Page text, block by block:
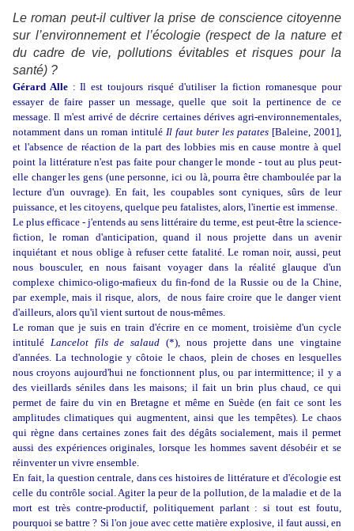
Le roman peut-il cultiver la prise de conscience citoyenne
sur l’environnement et l’écologie (respect de la nature et
du cadre de vie, pollutions évitables et risques pour la
santé) ?
Gérard Alle: Il est toujours risqué d'utiliser la fiction romanesque pour
essayer de faire passer un message, quelle que soit la pertinence de ce
message. Il m'est arrivé de décrire certaines dérives agri-environnementales,
notamment dans un roman intitulé Il faut buter les patates [Baleine, 2001],
et l'absence de réaction de la part des lobbies mis en cause montre à quel
point la littérature n'est pas faite pour changer le monde - tout au plus peut-
elle changer les gens (une personne, ici ou là, pourra être chamboulée par la
lecture d'un ouvrage). En fait, les coupables sont cyniques, sûrs de leur
puissance, et les citoyens, quelque peu fatalistes, alors, l'inertie est immense.
Le plus efficace - j'entends au sens littéraire du terme, est peut-être la science-
fiction, le roman d'anticipation, quand il nous projette dans un avenir
inquiétant et nous oblige à refuser cette fatalité. Le roman noir, aussi, peut
nous bousculer, en nous faisant voyager dans la réalité glauque d'un
complexe chimico-oligo-mafieux du fin-fond de la Russie ou de la Chine,
par exemple, mais il risque, alors, de nous faire croire que le danger vient
d'ailleurs, alors qu'il vient surtout de nous-mêmes.
Le roman que je suis en train d'écrire en ce moment, troisième d'un cycle
intitulé Lancelot fils de salaud (*), nous projette dans une vingtaine
d'années. La technologie y côtoie le chaos, plein de choses en lesquelles
nous croyons aujourd'hui ne fonctionnent plus, ou par intermittence; il y a
des vieillards séniles dans les maisons; il fait un brin plus chaud, ce qui
permet de faire du vin en Bretagne et même en Suède (en fait ce sont les
amplitudes climatiques qui augmentent, ainsi que les tempêtes). Le chaos
qui règne dans certaines zones fait des dégâts socialement, mais il permet
aussi des expériences originales, lorsque les hommes savent désobéir et se
réinventer un vivre ensemble.
En fait, la question centrale, dans ces histoires de littérature et d'écologie est
celle du contrôle social. Agiter la peur de la pollution, de la maladie et de la
mort est très contre-productif, politiquement parlant : si tout est foutu,
pourquoi se battre ? Si l'on joue avec cette matière explosive, il faut aussi, en